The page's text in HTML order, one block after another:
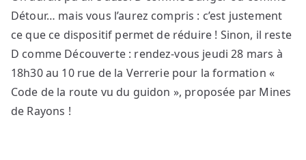
Détour… mais vous l’aurez compris : c’est justement
ce que ce dispositif permet de réduire ! Sinon, il reste
D comme Découverte : rendez-vous jeudi 28 mars à
18h30 au 10 rue de la Verrerie pour la formation «
Code de la route vu du guidon », proposée par Mines
de Rayons !